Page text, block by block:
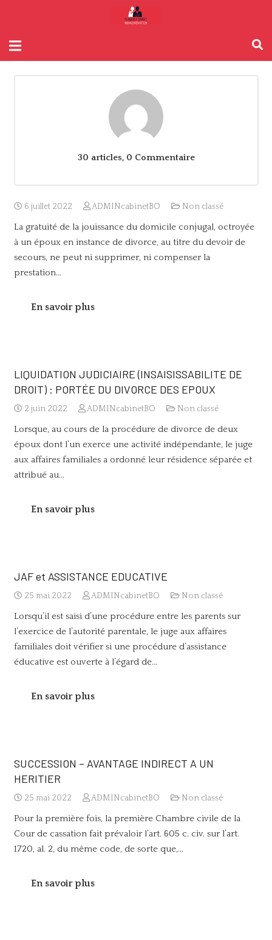
30 articles, 0 Commentaire
6 juillet 2022 ADMINcabinetBO Non classé
La gratuité de la jouissance du domicile conjugal, octroyée
à un époux en instance de divorce, au titre du devoir de
secours, ne peut ni supprimer, ni compenser la
prestation…
En savoir plus
LIQUIDATION JUDICIAIRE (INSAISISSABILITE DE
DROIT) : PORTÉE DU DIVORCE DES EPOUX
2 juin 2022 ADMINcabinetBO Non classé
Lorsque, au cours de la procédure de divorce de deux
époux dont l’un exerce une activité indépendante, le juge
aux affaires familiales a ordonné leur résidence séparée et
attribué au…
En savoir plus
JAF et ASSISTANCE EDUCATIVE
25 mai 2022 ADMINcabinetBO Non classé
Lorsqu’il est saisi d’une procédure entre les parents sur
l’exercice de l’autorité parentale, le juge aux affaires
familiales doit vérifier si une procédure d’assistance
éducative est ouverte à l’égard de…
En savoir plus
SUCCESSION – AVANTAGE INDIRECT A UN
HERITIER
25 mai 2022 ADMINcabinetBO Non classé
Pour la première fois, la première Chambre civile de la
Cour de cassation fait prévaloir l’art. 605 c. civ. sur l’art.
1720, al. 2, du même code, de sorte que,…
En savoir plus